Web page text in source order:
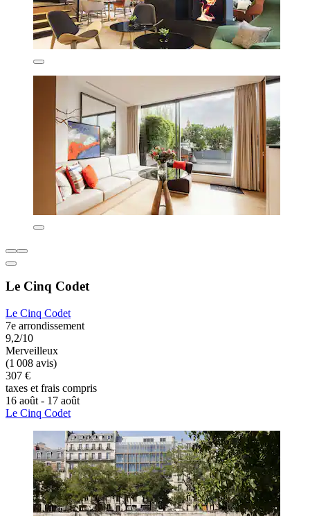
Le Cinq Codet
Le Cinq Codet
7e arrondissement
9,2/10
Merveilleux
(1 008 avis)
307 €
taxes et frais compris
16 août - 17 août
Le Cinq Codet